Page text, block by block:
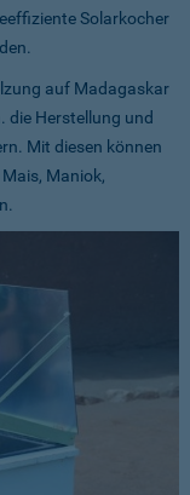
Solarkocher
auf Madagaskar
Herstellung und
Mit diesen können
Maniok,